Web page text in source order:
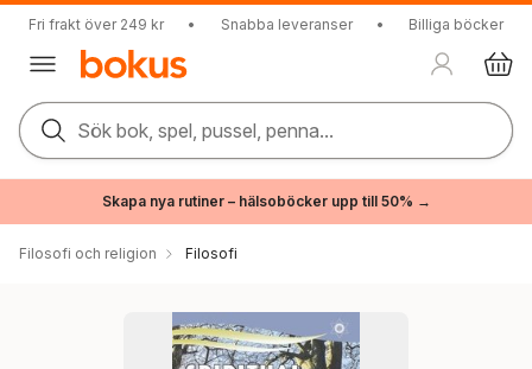
Fri frakt över 249 kr • Snabba leveranser • Billiga böcker
Sök bok, spel, pussel, penna...
Skapa nya rutiner – hälsoböcker upp till 50% →
Filosofi och religion Filosofi